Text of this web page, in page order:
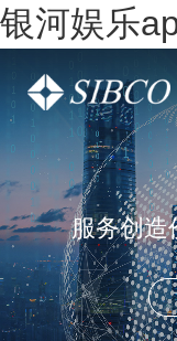
银河娱乐
服务创造